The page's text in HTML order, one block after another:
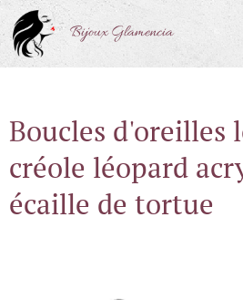
Bijoux Glamencia
Boucles d'oreilles
créole léopard
écaille de tortue